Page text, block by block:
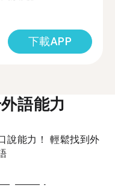
下載APP
語能力
說能力！ 輕鬆找到外